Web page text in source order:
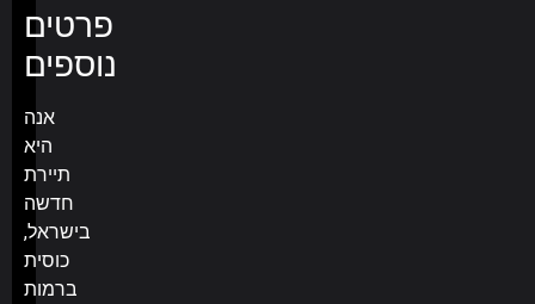
פרטים
נוספים
אנה
היא
תיירת
חדשה
בישראל,
כוסית
ברמות